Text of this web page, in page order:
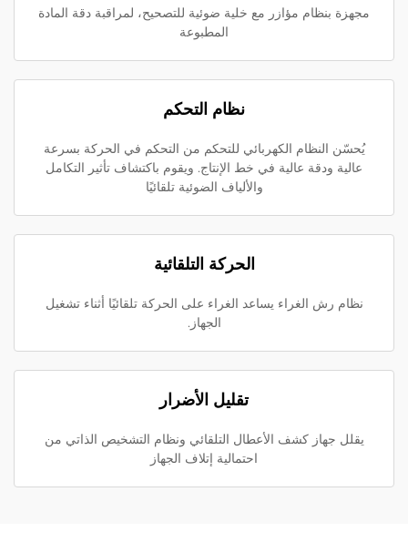
مجهزة بنظام مؤازر مع خلية ضوئية للتصحيح، لمراقبة دقة المادة
المطبوعة
نظام التحكم
يُحسّن النظام الكهربائي للتحكم من التحكم في الحركة بسرعة
عالية ودقة عالية في خط الإنتاج. ويقوم باكتشاف تأثير التكامل
والألياف الضوئية تلقائيًا
الحركة التلقائية
نظام رش الغراء يساعد الغراء على الحركة تلقائيًا أثناء تشغيل
الجهاز.
تقليل الأضرار
يقلل جهاز كشف الأعطال التلقائي ونظام التشخيص الذاتي من
احتمالية إتلاف الجهاز